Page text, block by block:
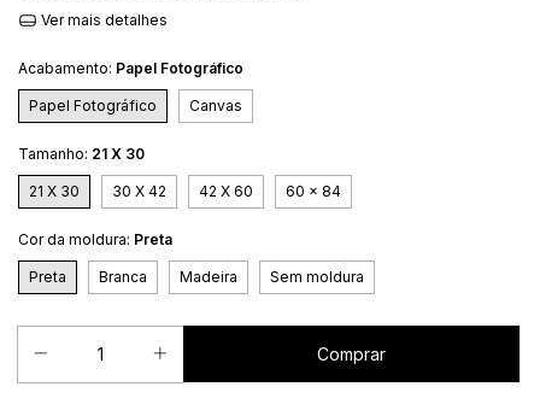
Ver mais detalhes
Acabamento: Papel Fotográfico
Papel Fotográfico Canvas
Tamanho: 21 X 30
21 X 30 30 X 42 42 X 60 60 x 84
Cor da moldura: Preta
Preta Branca Madeira Sem moldura